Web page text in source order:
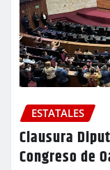
ESTATALES
Clausura
Congreso de